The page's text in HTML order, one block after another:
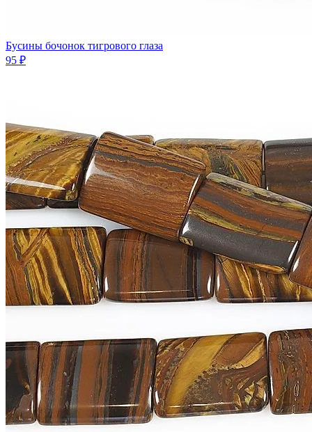
Бусины бочонок тигрового глаза
95 ₽